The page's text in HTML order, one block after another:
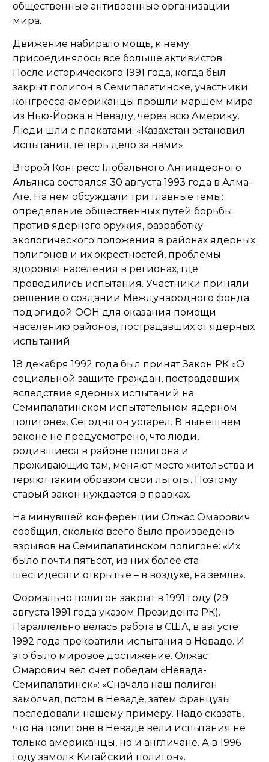
общественные антивоенные организации
мира.
Движение набирало мощь, к нему
присоединялось все больше активистов.
После исторического 1991 года, когда был
закрыт полигон в Семипалатинске, участники
конгресса-американцы прошли маршем мира
из Нью-Йорка в Неваду, через всю Америку.
Люди шли с плакатами: «Казахстан остановил
испытания, теперь дело за нами».
Второй Конгресс Глобального Антиядерного
Альянса состоялся 30 августа 1993 года в Алма-
Ате. На нем обсуждали три главные темы:
определение общественных путей борьбы
против ядерного оружия, разработку
экологического положения в районах ядерных
полигонов и их окрестностей, проблемы
здоровья населения в регионах, где
проводились испытания. Участники приняли
решение о создании Международного фонда
под эгидой ООН для оказания помощи
населению районов, пострадавших от ядерных
испытаний.
18 декабря 1992 года был принят Закон РК «О
социальной защите граждан, пострадавших
вследствие ядерных испытаний на
Семипалатинском испытательном ядерном
полигоне». Сегодня он устарел. В нынешнем
законе не предусмотрено, что люди,
родившиеся в районе полигона и
проживающие там, меняют место жительства и
теряют таким образом свои льготы. Поэтому
старый закон нуждается в правках.
На минувшей конференции Олжас Омарович
сообщил, сколько всего было произведено
взрывов на Семипалатинском полигоне: «Их
было почти пятьсот, из них более ста
шестидесяти открытые – в воздухе, на земле».
Формально полигон закрыт в 1991 году (29
августа 1991 года указом Президента РК).
Параллельно велась работа в США, в августе
1992 года прекратили испытания в Неваде. И
это было мировое достижение. Олжас
Омарович вел счет победам «Невада-
Семипалатинск»: «Сначала наш полигон
замолчал, потом в Неваде, затем французы
последовали нашему примеру. Надо сказать,
что на полигоне в Неваде вели испытания не
только американцы, но и англичане. А в 1996
году замолк Китайский полигон».